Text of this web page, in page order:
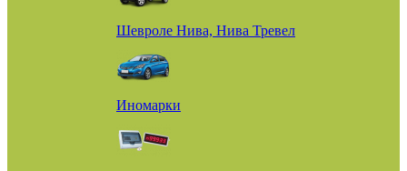
Шевроле Нива, Нива Тревел
Иномарки